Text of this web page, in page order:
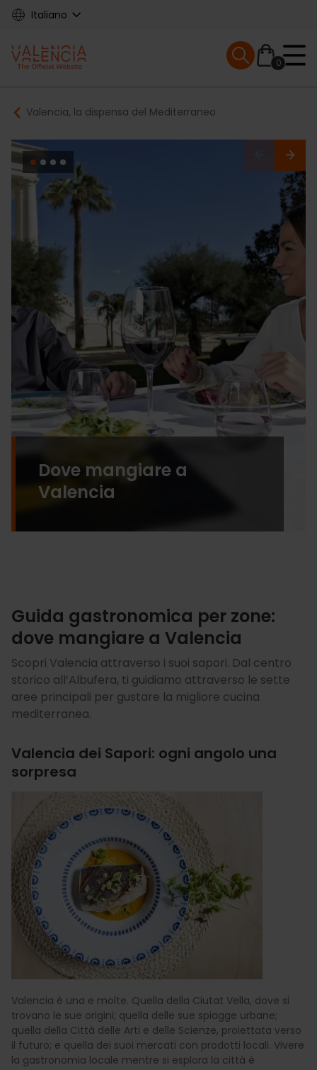
Skip
content
Italiano
Main
navigation
0
Mobile menu
Breadcrumb
Valencia, la dispensa del Mediterraneo
Dove mangiare a
Valencia
Guida gastronomica per zone:
dove mangiare a Valencia
Scopri Valencia attraverso i suoi sapori. Dal centro
storico all’Albufera, ti guidiamo attraverso le sette
aree principali per gustare la migliore cucina
mediterranea.
Valencia dei Sapori: ogni angolo una
sorpresa
Valencia è una e molte. Quella della Ciutat Vella, dove si
trovano le sue origini; quella delle sue spiagge urbane;
quella della Città delle Arti e delle Scienze, proiettata verso
il futuro; e quella dei suoi mercati con prodotti locali. Vivere
la gastronomia locale mentre si esplora la città è